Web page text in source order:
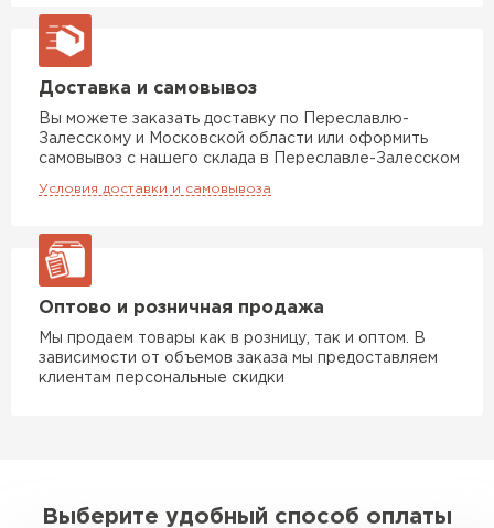
Доставка и самовывоз
Вы можете заказать доставку по Переславлю-
Залесскому и Московской области или оформить
самовывоз с нашего склада в Переславле-Залесском
Условия доставки и самовывоза
Оптово и розничная продажа
Мы продаем товары как в розницу, так и оптом. В
зависимости от объемов заказа мы предоставляем
клиентам персональные скидки
Выберите удобный способ оплаты
ПЕРЕЙТИ